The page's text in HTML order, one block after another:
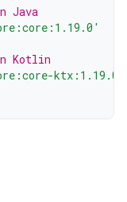
Java
Kotlin
ktx:1.19.0'